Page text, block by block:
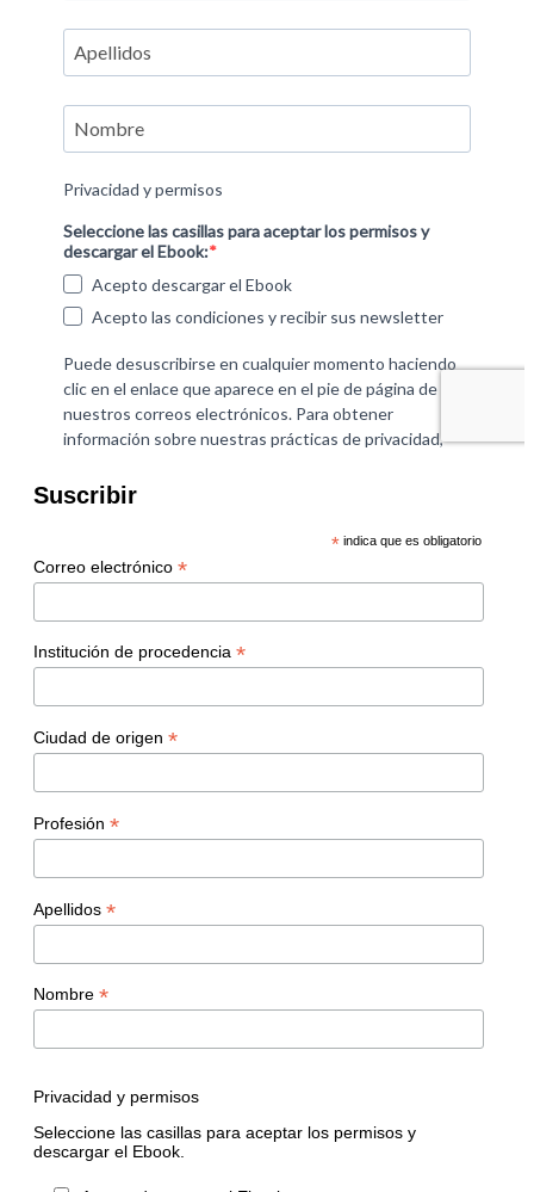
Suscribir
* indica que es obligatorio
Correo electrónico *
Institución de procedencia *
Ciudad de origen *
Profesión *
Apellidos *
Nombre *
Privacidad y permisos
Seleccione las casillas para aceptar los permisos y
descargar el Ebook.